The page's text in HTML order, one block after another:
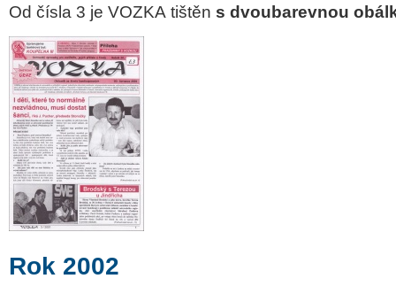
Od čísla 3 je VOZKA tištěn s dvoubarevnou
Rok 2002